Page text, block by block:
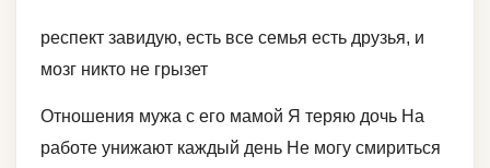
респект завидую, есть все семья есть друзья, и
мозг никто не грызет
Отношения мужа с его мамой Я теряю дочь На
работе унижают каждый день Не могу смириться